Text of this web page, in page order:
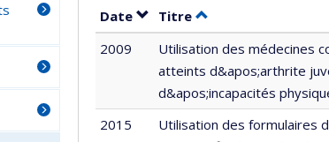
Date Trier par date en ordre
Titre Trier par titre en
2009
Utilisation des médecines
atteints d&apos;arthrite
d&apos;incapacités
2015
Utilisation des formulaires